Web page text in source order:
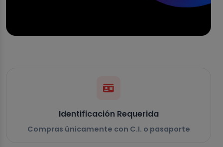
Identificación Requerida
Compras únicamente con C.I. o pasaporte